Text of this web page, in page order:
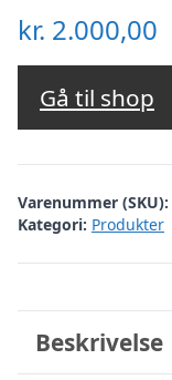
kr. 2.000,00
Gå til shop
Varenummer (SKU):
Kategori: Produkter
Beskrivelse